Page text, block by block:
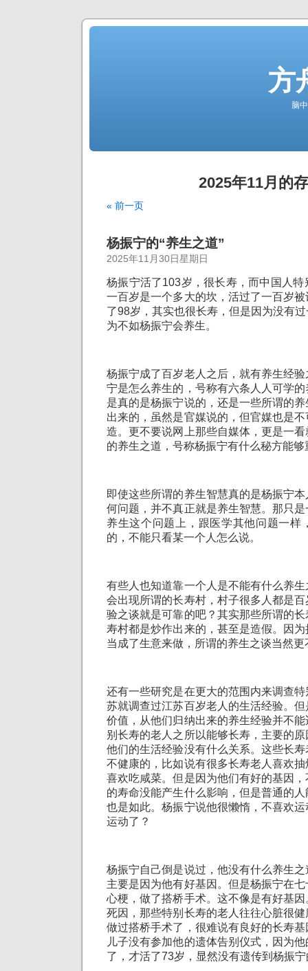
方
脑
2025年11月的
« 前一页
杨振宁的“养生之道”
2025年11月30日星期日
杨振宁活了103岁，很长寿，而中国人
一百岁是一个多大的坎，活过了一百岁
了98岁，其实也很长寿，但是因为没有
为不如杨振宁会养生。
杨振宁成了百岁老人之后，就有养生经
宁是怎么养生的，号称有六条人人可学
是真的是杨振宁说的，还是一些所谓的
出来的，虽然是官媒说的，但官媒也是
造。更不要说网上那些自媒体，更是一
的养生之道，号称杨振宁有什么秘方能够
即使这些所谓的养生智慧真的是杨振宁
何问题，并不真正就是养生智慧。那只
养生这个问题上，跟医学其他问题一样
的，不能只看某一个人怎么说。
有些人也知道靠一个人是不能有什么养
会出现所谓的长寿村，村子很多人都是
验之谈就是可靠的吧？其实那些所谓的
寿村都是炒作出来的，甚至是造假。因
当成了生意来做，所谓的养生之谈当然更
还有一些研究是在更大的范围内来调查
苏就调查过江苏百岁老人的生活经验。
价值，从他们归纳出来的养生经验并不
别长寿的老人之所以能够长寿，主要的
他们的生活经验没有什么关系。这些长
不健康的，比如说有很多长寿老人喜欢
喜欢吃咸菜。但是因为他们有好的基因
的寿命没能产生什么影响，但是普通的
也是如此。杨振宁说他很懒惰，不喜欢
运动了？
杨振宁自己倒是说过，他没有什么养生
主要是因为他有好基因。但是杨振宁在
心梗，做了搭桥手术。这不像是有好基
死因，那些特别长寿的老人往往心脏很
做过搭桥手术了，很难说有良好的长寿
儿子没有参加他的遗体告别仪式，因为
了，才活了73岁，显然没有遗传到杨振